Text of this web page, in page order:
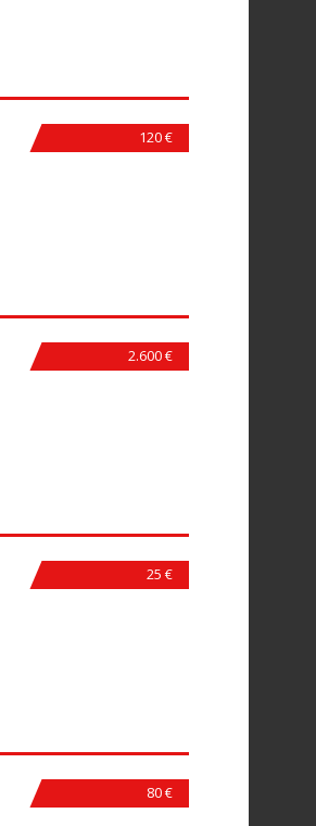
120 €
2.600 €
25 €
80 €